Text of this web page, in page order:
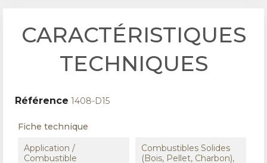
CARACTÉRISTIQUES
TECHNIQUES
Référence 1408-D15
Fiche technique
Application /
Combustible
Combustibles Solides
(Bois, Pellet, Charbon),